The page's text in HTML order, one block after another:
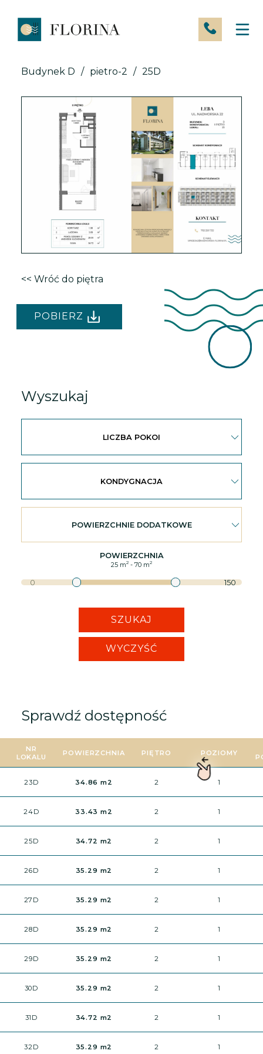
content
Budynek D / pietro-2 / 25D
<< Wróć do piętra
POBIERZ
Wyszukaj
LICZBA POKOI
KONDYGNACJA
POWIERZCHNIE DODATKOWE
POWIERZCHNIA
0 150
25 m2 - 70 m2
SZUKAJ
WYCZYŚĆ
Sprawdź dostępność
NR
LOKALU
POWIERZCHNIA PIĘTRO POZIOMY
23D 34.86 m2 2 1
24D 33.43 m2 2 1
25D 34.72 m2 2 1
26D 35.29 m2 2 1
27D 35.29 m2 2 1
28D 35.29 m2 2 1
29D 35.29 m2 2 1
30D 35.29 m2 2 1
31D 34.72 m2 2 1
32D 35.29 m2 2 1